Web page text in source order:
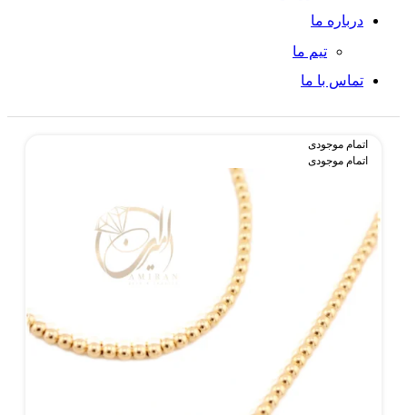
درباره ما
تیم ما
تماس با ما
اتمام موجودی
اتمام موجودی